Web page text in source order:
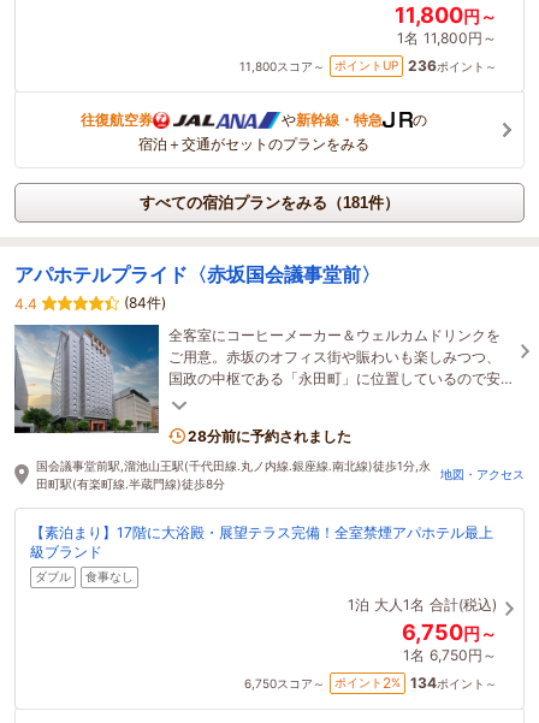
11,800円～
1名 11,800円～
11,800スコア～ ポイントUP 236ポイント～
往復航空券 や新幹線・特急
の
宿泊＋交通がセットのプランをみる
すべての宿泊プランをみる（181件）
アパホテルプライド〈赤坂国会議事堂前〉
4.4
(84件)
全客室にコーヒーメーカー＆ウェルカムドリンクを
ご用意。赤坂のオフィス街や賑わいも楽しみつつ、
国政の中枢である「永田町」に位置しているので安
心してご宿泊いただけます。
28分前に予約されました
国会議事堂前駅,溜池山王駅(千代田線.丸ノ内線.銀座線.南北線)徒歩1分,永
田町駅(有楽町線.半蔵門線)徒歩8分
地図・アクセス
【素泊まり】17階に大浴殿・展望テラス完備！全室禁煙アパホテル最上
級ブランド
ダブル 食事なし
1泊 大人1名 合計(税込)
6,750円～
1名 6,750円～
6,750スコア～ ポイント 2% 134ポイント～